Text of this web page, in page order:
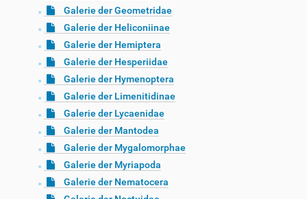
Galerie der Geometridae
Galerie der Heliconiinae
Galerie der Hemiptera
Galerie der Hesperiidae
Galerie der Hymenoptera
Galerie der Limenitidinae
Galerie der Lycaenidae
Galerie der Mantodea
Galerie der Mygalomorphae
Galerie der Myriapoda
Galerie der Nematocera